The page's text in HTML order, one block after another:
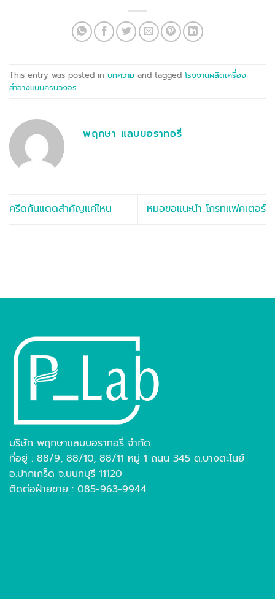
This entry was posted in บทความ and tagged โรงงานผลิตเครื่อง
สำอางแบบครบวงจร.
พฤกษา แลบบอราทอรี่
ครีดกันแดดสำคัญแค่ไหน หมอขอแนะนำ โกรทแฟคเตอร์
บริษัท พฤกษาแลบบอราทอรี่ จำกัด
ที่อยู่ : 88/9, 88/10, 88/11 หมู่ 1 ถนน 345 ต.บางตะไนย์
อ.ปากเกร็ด จ.นนทบุรี 11120
ติดต่อฝ่ายขาย : 085-963-9944